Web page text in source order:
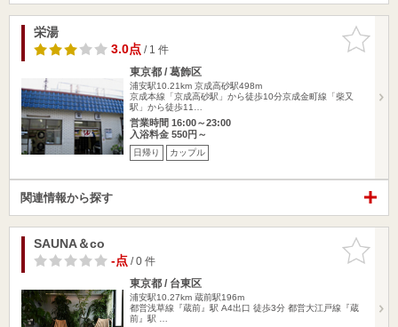
お気に入
りに追加
栄湯
3.0点/ 1 件
東京都 / 葛飾区
浦安駅10.21km 京成高砂駅498m
京成本線「京成高砂駅」から徒歩10分京成金町線「柴又
駅」から徒歩11…
営業時間 16:00～23:00
入浴料金 550円～
日帰り カップル
関連情報から探す
お気に入
りに追加
SAUNA＆co
-点/ 0 件
東京都 / 台東区
浦安駅10.27km 蔵前駅196m
都営浅草線『蔵前』駅 A4出口 徒歩3分 都営大江戸線『蔵
前』駅 …